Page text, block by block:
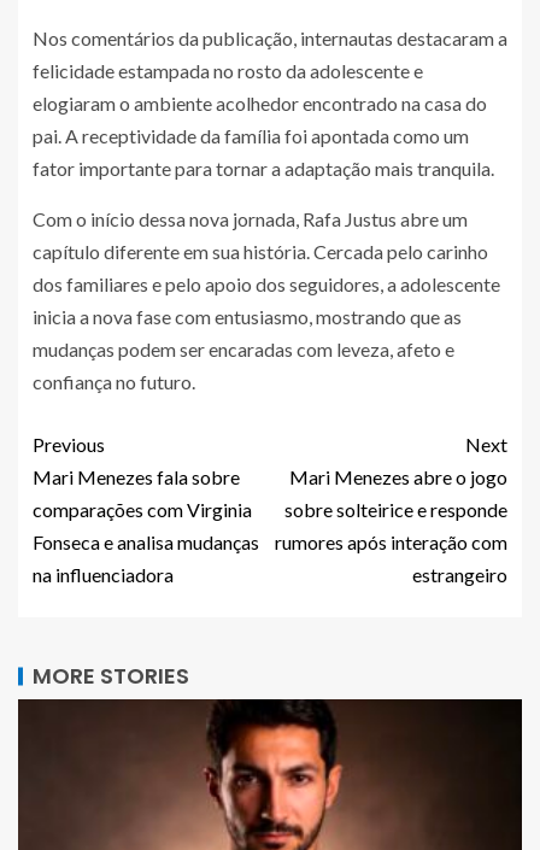
Nos comentários da publicação, internautas destacaram a
felicidade estampada no rosto da adolescente e
elogiaram o ambiente acolhedor encontrado na casa do
pai. A receptividade da família foi apontada como um
fator importante para tornar a adaptação mais tranquila.
Com o início dessa nova jornada, Rafa Justus abre um
capítulo diferente em sua história. Cercada pelo carinho
dos familiares e pelo apoio dos seguidores, a adolescente
inicia a nova fase com entusiasmo, mostrando que as
mudanças podem ser encaradas com leveza, afeto e
confiança no futuro.
Previous
Mari Menezes fala sobre
comparações com Virginia
Fonseca e analisa mudanças
na influenciadora
Next
Mari Menezes abre o jogo
sobre solteirice e responde
rumores após interação com
estrangeiro
MORE STORIES